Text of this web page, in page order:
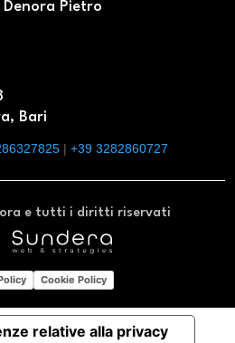
Denora Pietro
Bari
|+39 3282860727
e tutti i diritti riservati
Cookie Policy
relative alla privacy